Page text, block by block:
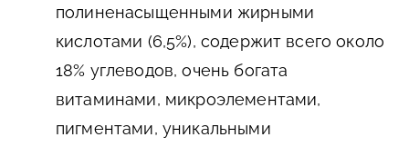
полиненасыщенными жирными
кислотами (6,5%), содержит всего около
18% углеводов, очень богата
витаминами, микроэлементами,
пигментами, уникальными